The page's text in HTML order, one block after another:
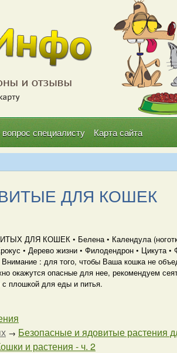
специалисту Карта сайта
ДЛЯ КОШЕК
ДЛЯ КОШЕК • Белена • Календула
• Дерево жизни • Филодендрон • Цикута
Внимание : для того, чтобы Ваша кошка не
окажутся опасные для нее, рекомендуем
плошкой для еды и питья.
→ Безопасные и ядовитые растения
и растения - ч. 2